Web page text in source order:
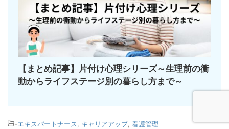
【まとめ記事】片付け心理シリーズ～生理前の衝
動からライフステージ別の暮らし方まで～
-エキスパートナース キャリアアップ, 看護管理